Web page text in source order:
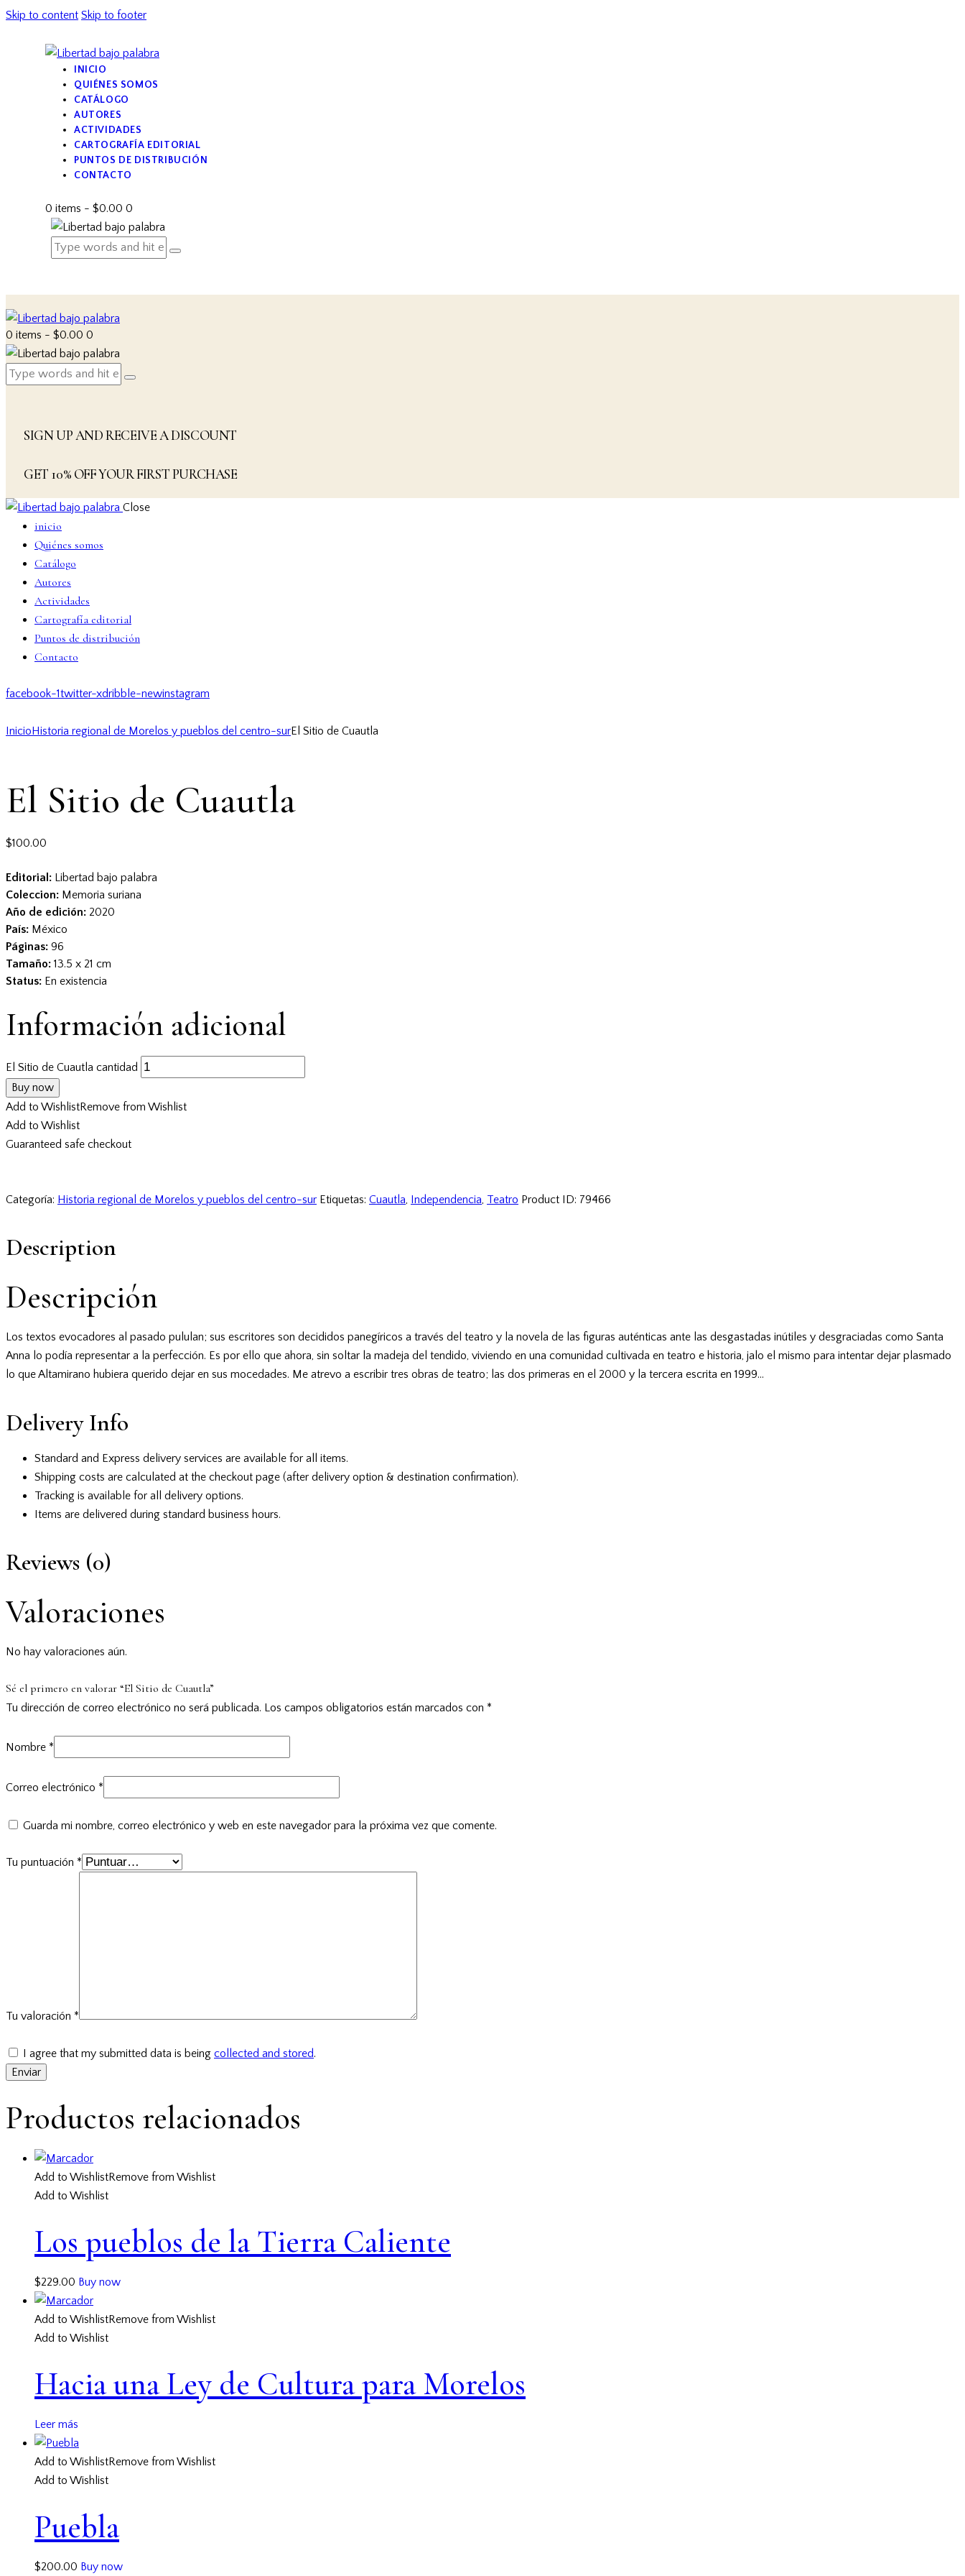
Skip to content Skip to footer
INICIO
QUIÉNES SOMOS
CATÁLOGO
AUTORES
ACTIVIDADES
CARTOGRAFÍA EDITORIAL
PUNTOS DE DISTRIBUCIÓN
CONTACTO
0 items - $0.00 0
0 items - $0.00 0
SIGN UP AND RECEIVE A DISCOUNT
GET 10% OFF YOUR FIRST PURCHASE
Close
inicio
Quiénes somos
Catálogo
Autores
Actividades
Cartografía editorial
Puntos de distribución
Contacto
facebook-1twitter-xdribble-newinstagram
InicioHistoria regional de Morelos y pueblos del centro-surEl Sitio de Cuautla
El Sitio de Cuautla
$100.00
Editorial: Libertad bajo palabra
Coleccion: Memoria suriana
Año de edición: 2020
País: México
Páginas: 96
Tamaño: 13.5 x 21 cm
Status: En existencia
Información adicional
El Sitio de Cuautla cantidad
Buy now
Add to WishlistRemove from Wishlist
Add to Wishlist
Guaranteed safe checkout
Categoría: Historia regional de Morelos y pueblos del centro-sur Etiquetas: Cuautla, Independencia, Teatro Product ID: 79466
Description
Descripción
Los textos evocadores al pasado pululan; sus escritores son decididos panegíricos a través del teatro y la novela de las figuras auténticas ante las desgastadas inútiles y desgraciadas como Santa
Anna lo podía representar a la perfección. Es por ello que ahora, sin soltar la madeja del tendido, viviendo en una comunidad cultivada en teatro e historia, jalo el mismo para intentar dejar plasmado
lo que Altamirano hubiera querido dejar en sus mocedades. Me atrevo a escribir tres obras de teatro; las dos primeras en el 2000 y la tercera escrita en 1999…
Delivery Info
Standard and Express delivery services are available for all items.
Shipping costs are calculated at the checkout page (after delivery option & destination confirmation).
Tracking is available for all delivery options.
Items are delivered during standard business hours.
Reviews (0)
Valoraciones
No hay valoraciones aún.
Sé el primero en valorar “El Sitio de Cuautla”
Tu dirección de correo electrónico no será publicada. Los campos obligatorios están marcados con *
Nombre *
Correo electrónico *
Guarda mi nombre, correo electrónico y web en este navegador para la próxima vez que comente.
Tu puntuación *
Tu valoración *
I agree that my submitted data is being collected and stored.
Productos relacionados
Add to WishlistRemove from Wishlist
Add to Wishlist
Los pueblos de la Tierra Caliente
$229.00 Buy now
Add to WishlistRemove from Wishlist
Add to Wishlist
Hacia una Ley de Cultura para Morelos
Leer más
Add to WishlistRemove from Wishlist
Add to Wishlist
Puebla
$200.00 Buy now